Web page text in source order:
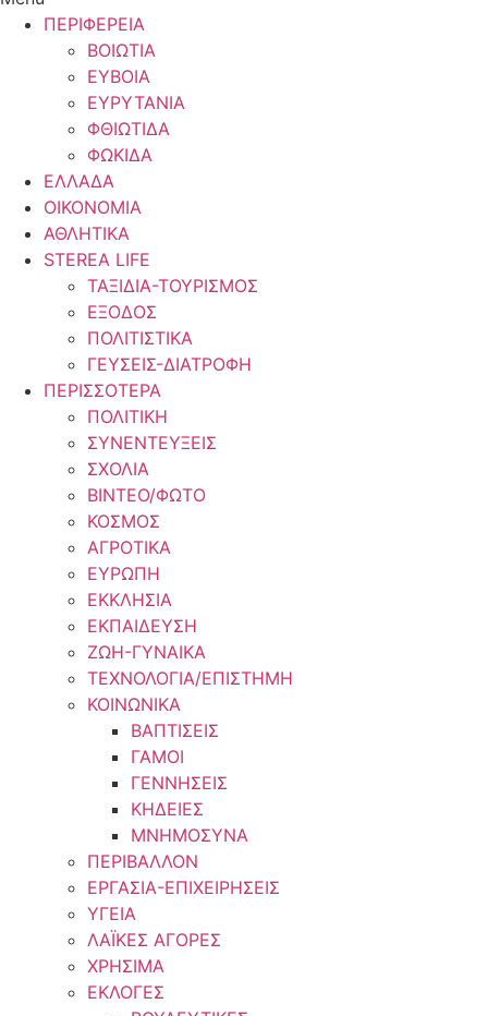
ΠΕΡΙΦΕΡΕΙΑ
ΒΟΙΩΤΙΑ
ΕΥΒΟΙΑ
ΕΥΡΥΤΑΝΙΑ
ΦΘΙΩΤΙΔΑ
ΦΩΚΙΔΑ
ΕΛΛΑΔΑ
ΟΙΚΟΝΟΜΙΑ
ΑΘΛΗΤΙΚΑ
STEREA LIFE
ΤΑΞΙΔΙΑ-ΤΟΥΡΙΣΜΟΣ
ΕΞΟΔΟΣ
ΠΟΛΙΤΙΣΤΙΚΑ
ΓΕΥΣΕΙΣ-ΔΙΑΤΡΟΦΗ
ΠΕΡΙΣΣΟΤΕΡΑ
ΠΟΛΙΤΙΚΗ
ΣΥΝΕΝΤΕΥΞΕΙΣ
ΣΧΟΛΙΑ
ΒΙΝΤΕΟ/ΦΩΤΟ
ΚΟΣΜΟΣ
ΑΓΡΟΤΙΚΑ
ΕΥΡΩΠΗ
ΕΚΚΛΗΣΙΑ
ΕΚΠΑΙΔΕΥΣΗ
ΖΩΗ-ΓΥΝΑΙΚΑ
ΤΕΧΝΟΛΟΓΙΑ/ΕΠΙΣΤΗΜΗ
ΚΟΙΝΩΝΙΚΑ
ΒΑΠΤΙΣΕΙΣ
ΓΑΜΟΙ
ΓΕΝΝΗΣΕΙΣ
ΚΗΔΕΙΕΣ
ΜΝΗΜΟΣΥΝΑ
ΠΕΡΙΒΑΛΛΟΝ
ΕΡΓΑΣΙΑ-ΕΠΙΧΕΙΡΗΣΕΙΣ
ΥΓΕΙΑ
ΛΑΪΚΕΣ ΑΓΟΡΕΣ
ΧΡΗΣΙΜΑ
ΕΚΛΟΓΕΣ